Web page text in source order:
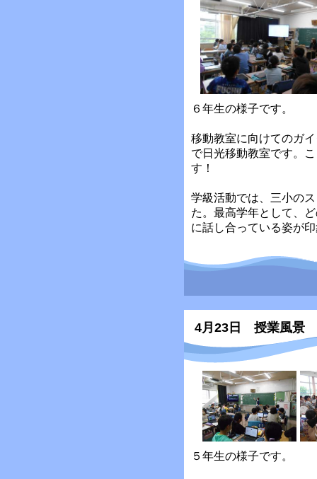
６年生の様子です。
移動教室に向けてのガ
で日光移動教室です。
す！
学級活動では、三小の
た。最高学年として、
に話し合っている姿が
4月23日 授業風景
５年生の様子です。